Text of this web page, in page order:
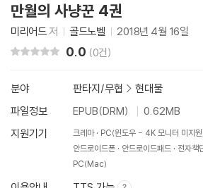
만월의 사냥꾼 4권
미리어드저 골드노벨 2018년 4월 16일
0.0 (0건)
분야 판타지/무협 > 현대물
파일정보
EPUB(DRM)
0.62MB
지원기기
크레마 PC(윈도우 - 4K 모니터 미지
안드로이드폰
안드로이드패드
전자책
PC(Mac)